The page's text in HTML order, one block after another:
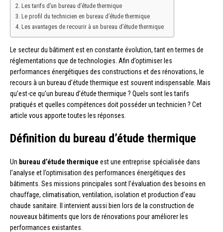
Les tarifs d’un bureau d’étude thermique
Le profil du technicien en bureau d’étude thermique
Les avantages de recourir à un bureau d’étude thermique
Le secteur du bâtiment est en constante évolution, tant en termes de
réglementations que de technologies. Afin d’optimiser les
performances énergétiques des constructions et des rénovations, le
recours à un bureau d’étude thermique est souvent indispensable. Mais
qu’est-ce qu’un bureau d’étude thermique ? Quels sont les tarifs
pratiqués et quelles compétences doit posséder un technicien ? Cet
article vous apporte toutes les réponses.
Définition du bureau d’étude thermique
Un bureau d’étude thermique est une entreprise spécialisée dans
l’analyse et l’optimisation des performances énergétiques des
bâtiments. Ses missions principales sont l’évaluation des besoins en
chauffage, climatisation, ventilation, isolation et production d’eau
chaude sanitaire. Il intervient aussi bien lors de la construction de
nouveaux bâtiments que lors de rénovations pour améliorer les
performances existantes.